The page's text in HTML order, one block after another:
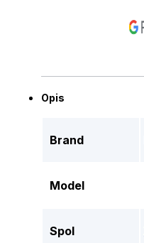
Opis
Brand
Model
Spol